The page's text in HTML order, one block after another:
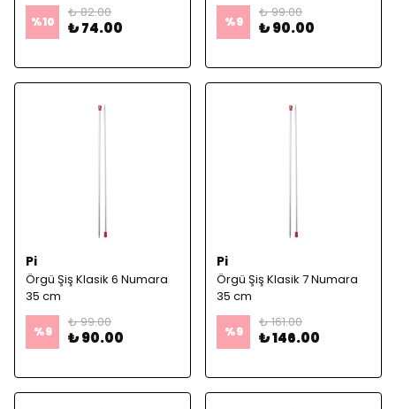
%10
₺ 82.00
₺ 74.00 %9
₺ 99.00
₺ 90.00
Pi
Örgü Şiş Klasik 6 Numara
35 cm
%9
₺ 99.00
₺ 90.00
Pi
Örgü Şiş Klasik 7 Numara
35 cm
%9
₺ 161.00
₺ 146.00